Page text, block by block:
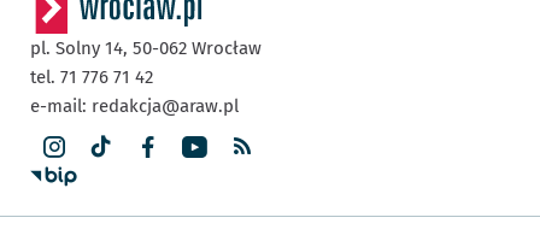
pl. Solny 14, 50-062 Wrocław
tel. 71 776 71 42
e-mail: redakcja@araw.pl